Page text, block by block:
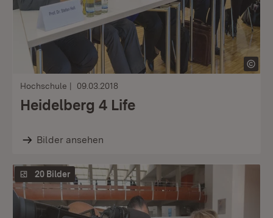
Hochschule 09.03.2018
Heidelberg 4 Life
Bilder ansehen
20 Bilder